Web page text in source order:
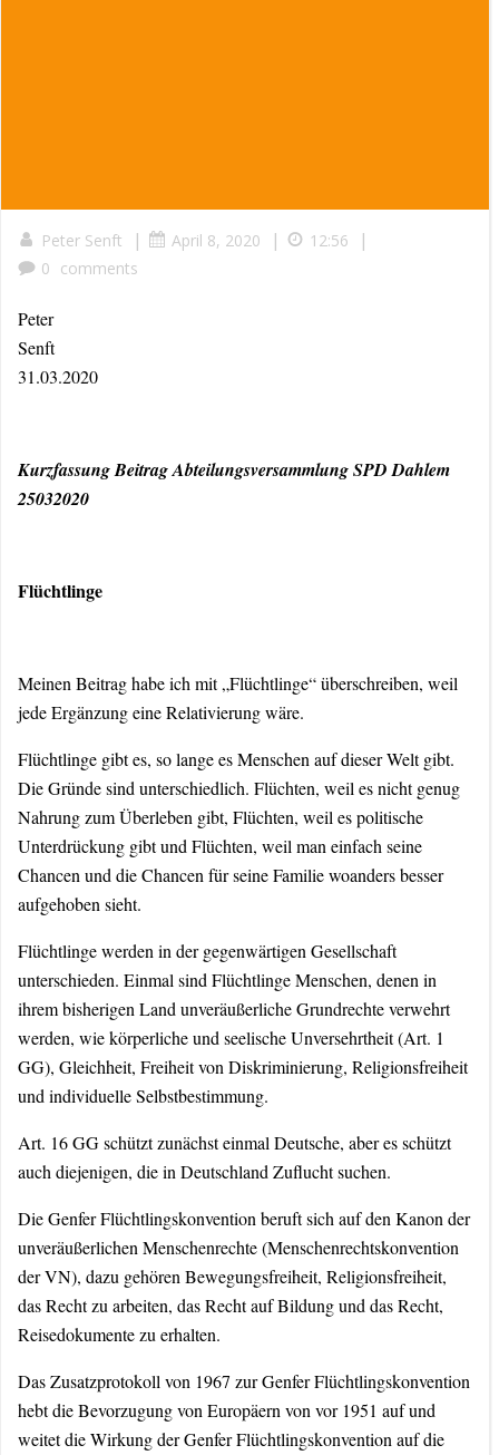
Peter Senft | April 8, 2020 | 12:56 |
0 comments
Peter
31.03.2020
Kurzfassung Beitrag Abteilungsversammlung SPD Dahlem
25032020
Flüchtlinge
Meinen Beitrag habe ich mit „Flüchtlinge“ überschreiben, weil
jede Ergänzung eine Relativierung wäre.
Flüchtlinge gibt es, so lange es Menschen auf dieser Welt gibt.
Die Gründe sind unterschiedlich. Flüchten, weil es nicht genug
Nahrung zum Überleben gibt, Flüchten, weil es politische
Unterdrückung gibt und Flüchten, weil man einfach seine
Chancen und die Chancen für seine Familie woanders besser
aufgehoben sieht.
Flüchtlinge werden in der gegenwärtigen Gesellschaft
unterschieden. Einmal sind Flüchtlinge Menschen, denen in
ihrem bisherigen Land unveräußerliche Grundrechte verwehrt
werden, wie körperliche und seelische Unversehrtheit (Art. 1
GG), Gleichheit, Freiheit von Diskriminierung, Religionsfreiheit
und individuelle Selbstbestimmung.
Art. 16 GG schützt zunächst einmal Deutsche, aber es schützt
auch diejenigen, die in Deutschland Zuflucht suchen.
Die Genfer Flüchtlingskonvention beruft sich auf den Kanon der
unveräußerlichen Menschenrechte (Menschenrechtskonvention
der VN), dazu gehören Bewegungsfreiheit, Religionsfreiheit,
das Recht zu arbeiten, das Recht auf Bildung und das Recht,
Reisedokumente zu erhalten.
Das Zusatzprotokoll von 1967 zur Genfer Flüchtlingskonvention
hebt die Bevorzugung von Europäern von vor 1951 auf und
weitet die Wirkung der Genfer Flüchtlingskonvention auf die